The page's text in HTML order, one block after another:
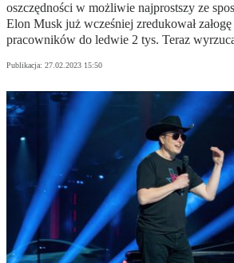
oszczędności w możliwie najprostszy ze
Elon Musk już wcześniej zredukował
pracowników do ledwie 2 tys. Teraz
Publikacja: 27.02.2023 15:50